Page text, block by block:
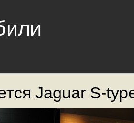
Jaguar S-